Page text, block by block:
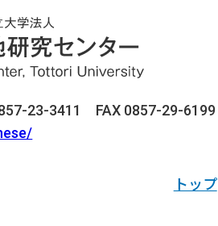
23-3411 FAX 0857-29-6199
トップ